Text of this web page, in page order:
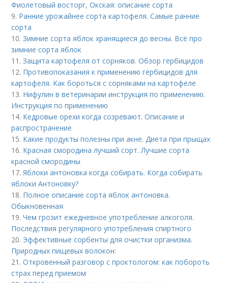
Фиолетовый восторг, Окская: описание сорта
9. Ранние урожайнее сорта картофеля. Самые ранние
сорта
10.Зимние сорта яблок хранящиеся до весны. Всё про
зимние сорта яблок
11.Защита картофеля от сорняков. Обзор гербицидов
12. Противопоказания к применению гербицидов для
картофеля. Как бороться с сорняками на картофеле
13. Нифулин в ветеринарии инструкция по применению.
Инструкция по применению
14. Кедровые орехи когда созревают. Описание и
распространение
15. Какие продукты полезны при акне. Диета при прыщах
16. Красная смородина лучший сорт. Лучшие сорта
красной смородины
17.Яблоки антоновка когда собирать. Когда собирать
яблоки Антоновку?
18. Полное описание сорта яблок антоновка.
Обыкновенная
19.Чем грозит ежедневное употребление алкоголя.
Последствия регулярного употребления спиртного
20. Эффективные сорбенты для очистки организма.
Природных пищевых волокон:
21.Откровенный разговор с проктологом: как побороть
страх перед приемом